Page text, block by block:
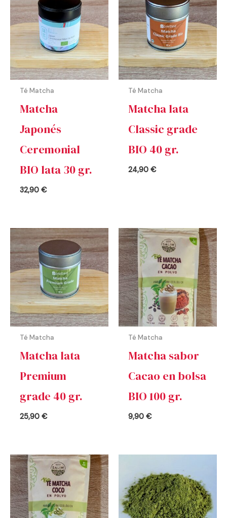
Té Matcha
Matcha
Japonés
Ceremonial
BIO lata 30 gr.
32,90€
Té Matcha
Matcha lata
Classic grade
BIO 40 gr.
24,90€
Té Matcha
Matcha lata
Premium
grade 40 gr.
25,90€
Té Matcha
Matcha sabor
Cacao en bolsa
BIO 100 gr.
9,90€
precios:
desde
7,00 €
hasta
140,00 €